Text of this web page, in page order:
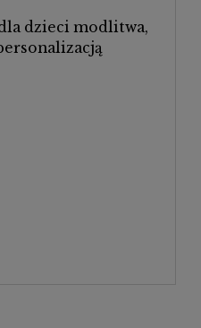
dzieci modlitwa,